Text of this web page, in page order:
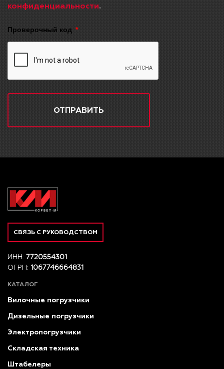
конфиденциальности.
Проверочный код
ОТПРАВИТЬ
СВЯЗЬ С РУКОВОДСТВОМ
ИНН: 7720554301
ОГРН: 1067746664831
КАТАЛОГ
Вилочные погрузчики
Дизельные погрузчики
Электропогрузчики
Складская техника
Штабелеры